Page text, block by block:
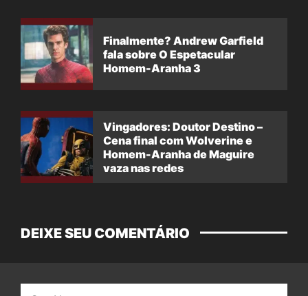
Finalmente? Andrew Garfield
fala sobre O Espetacular
Homem-Aranha 3
Vingadores: Doutor Destino –
Cena final com Wolverine e
Homem-Aranha de Maguire
vaza nas redes
DEIXE SEU COMENTÁRIO